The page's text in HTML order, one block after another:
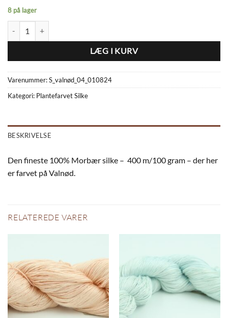
8 på lager
LÆG I KURV
Varenummer:S_valnød_04_010824
Kategori: Plantefarvet Silke
BESKRIVELSE
Den fineste 100% Morbær silke – 400 m/100 gram – der her
er farvet på Valnød.
RELATEREDE VARER